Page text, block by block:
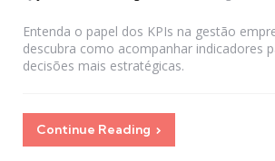
Entenda o papel dos KPIs na gestão
descubra como acompanhar indicadores
decisões mais estratégicas.
Continue Reading